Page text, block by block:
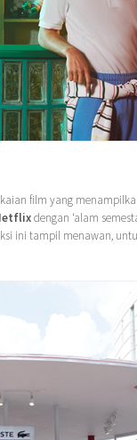
film yang
dengan ‘alam
ini tampil menawan,